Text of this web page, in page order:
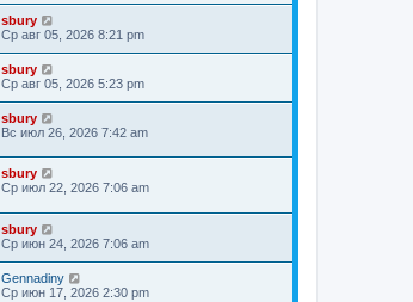
sbury
Ср авг 05, 2026 8:21 pm
sbury
Ср авг 05, 2026 5:23 pm
sbury
Вс июл 26, 2026 7:42 am
sbury
Ср июл 22, 2026 7:06 am
sbury
Ср июн 24, 2026 7:06 am
Gennadiny
Ср июн 17, 2026 2:30 pm